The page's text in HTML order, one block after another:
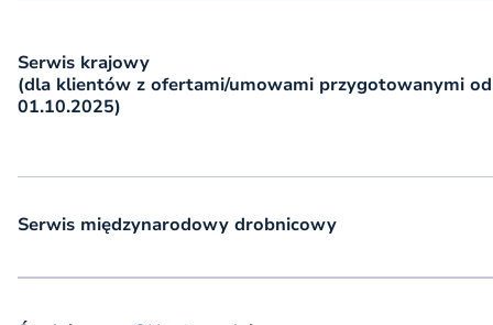
Serwis krajowy
(dla klientów z ofertami/umowami przygotowanymi od
01.10.2025)
Serwis międzynarodowy drobnicowy